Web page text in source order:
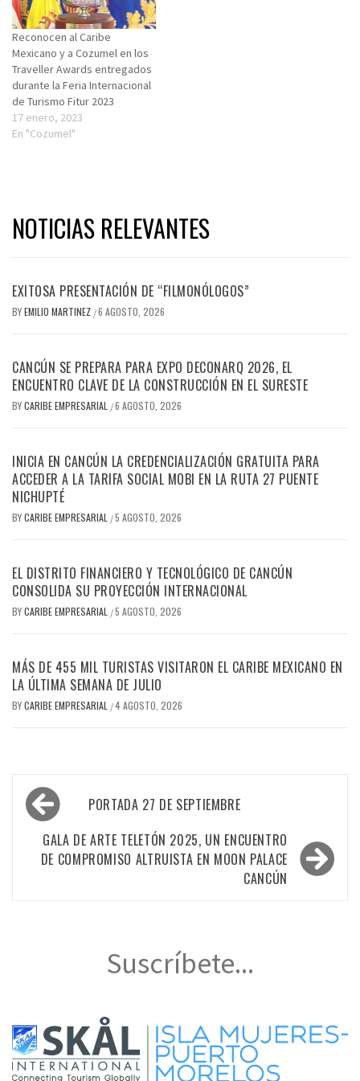
Reconocen al Caribe
Mexicano y a Cozumel en los
Traveller Awards entregados
durante la Feria Internacional
de Turismo Fitur 2023
17 enero, 2023
En "Cozumel"
NOTICIAS RELEVANTES
EXITOSA PRESENTACIÓN DE “FILMONÓLOGOS”
BYEMILIO MARTINEZ /6 AGOSTO, 2026
CANCÚN SE PREPARA PARA EXPO DECONARQ 2026, EL
ENCUENTRO CLAVE DE LA CONSTRUCCIÓN EN EL SURESTE
BYCARIBE EMPRESARIAL /6 AGOSTO, 2026
INICIA EN CANCÚN LA CREDENCIALIZACIÓN GRATUITA PARA
ACCEDER A LA TARIFA SOCIAL MOBI EN LA RUTA 27 PUENTE
NICHUPTÉ
BYCARIBE EMPRESARIAL /5 AGOSTO, 2026
EL DISTRITO FINANCIERO Y TECNOLÓGICO DE CANCÚN
CONSOLIDA SU PROYECCIÓN INTERNACIONAL
BYCARIBE EMPRESARIAL /5 AGOSTO, 2026
MÁS DE 455 MIL TURISTAS VISITARON EL CARIBE MEXICANO EN
LA ÚLTIMA SEMANA DE JULIO
BYCARIBE EMPRESARIAL /4 AGOSTO, 2026
Navegación
de
entradas
PORTADA 27 DE SEPTIEMBRE
GALA DE ARTE TELETÓN 2025, UN ENCUENTRO
DE COMPROMISO ALTRUISTA EN MOON PALACE
CANCÚN
Suscríbete...